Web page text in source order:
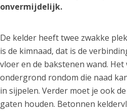
onvermijdelijk.
De kelder heeft twee zwakke
is de kimnaad, dat is de
vloer en de bakstenen wand. Het
ondergrond rondom die naad
in sijpelen. Verder moet je ook
gaten houden. Betonnen